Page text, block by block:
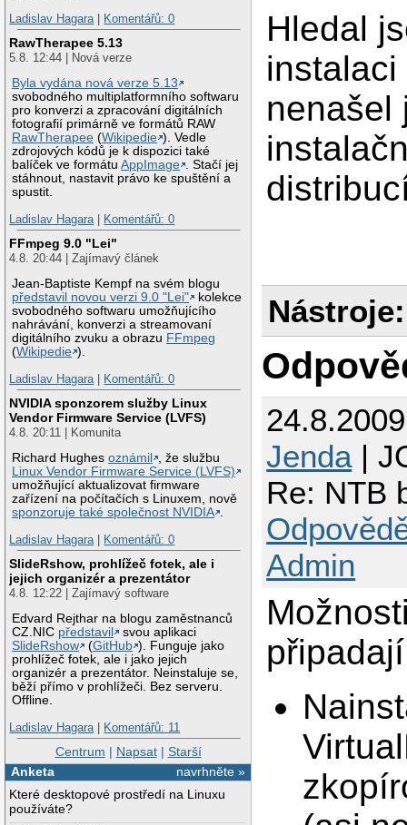
Ladislav Hagara| Komentářů: 0
RawTherapee 5.13
5.8. 12:44 | Nová verze
Byla vydána nová verze 5.13
svobodného multiplatformního softwaru
pro konverzi a zpracování digitálních
fotografií primárně ve formátů RAW
RawTherapee (Wikipedie ). Vedle
zdrojových kódů je k dispozici také
balíček ve formátuAppImage . Stačí jej
stáhnout, nastavit právo ke spuštění a
spustit.
Ladislav Hagara| Komentářů: 0
FFmpeg 9.0 "Lei"
4.8. 20:44 | Zajímavý článek
Jean-Baptiste Kempf na svém blogu
představil novou verzi 9.0 "Lei"
kolekce
svobodného softwaru umožňujícího
nahrávání, konverzi a streamovaní
digitálního zvuku a obrazu FFmpeg
(Wikipedie ).
Ladislav Hagara| Komentářů: 0
NVIDIA sponzorem služby Linux
Vendor Firmware Service (LVFS)
4.8. 20:11 | Komunita
Richard Hughesoznámil
, že službu
Linux Vendor Firmware Service (LVFS)
umožňující aktualizovat firmware
zařízení na počítačích s Linuxem, nově
sponzoruje také společnost NVIDIA .
Ladislav Hagara| Komentářů: 0
SlideRshow, prohlížeč fotek, ale i
jejich organizér a prezentátor
4.8. 12:22 | Zajímavý software
Edvard Rejthar na blogu zaměstnanců
CZ.NIC představil
svou aplikaci
SlideRshow
(GitHub ). Funguje jako
prohlížeč fotek, ale i jako jejich
organizér a prezentátor. Neinstaluje se,
běží přímo v prohlížeči. Bez serveru.
Offline.
Ladislav Hagara| Komentářů: 11
Centrum | Napsat| Starší
navrhněte »
Anketa
Které desktopové prostředí na Linuxu
používáte?
Hledal
nenašel
Nástroje:
Jenda|
Re: NTB
Admin